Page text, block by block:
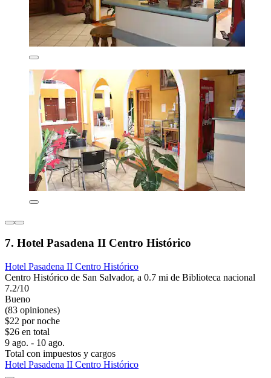
7. Hotel Pasadena II Centro Histórico
Hotel Pasadena II Centro Histórico
Centro Histórico de San Salvador, a 0.7 mi de Biblioteca nacional
7.2/10
Bueno
(83 opiniones)
$22 por noche
$26 en total
9 ago. - 10 ago.
Total con impuestos y cargos
Hotel Pasadena II Centro Histórico